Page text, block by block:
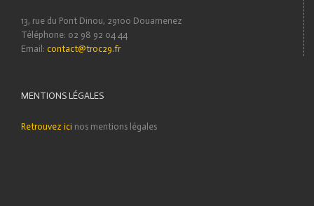
13, rue du Pont Dinou, 29100 Douarnenez
Téléphone: 02 98 92 04 44
Email: contact@troc29.fr
MENTIONS LÉGALES
Retrouvez ici nos mentions légales